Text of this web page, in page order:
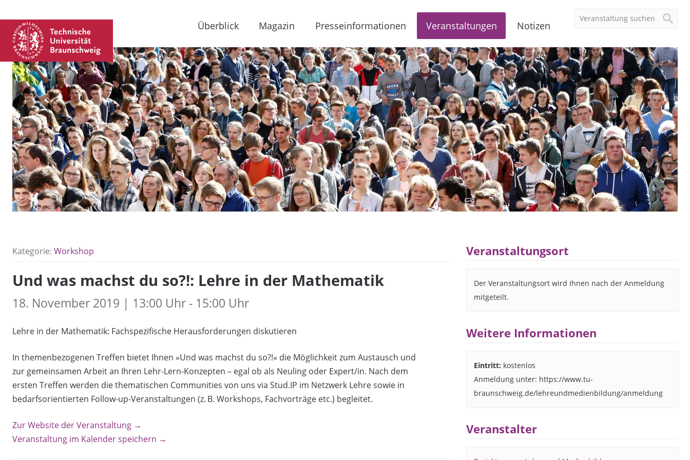
Überblick Magazin Presseinformationen Veranstaltungen Notizen
Kategorie: Workshop
Und was machst du so?!: Lehre in der Mathematik
18. November 2019 | 13:00 Uhr - 15:00 Uhr
Lehre in der Mathematik: Fachspezifische Herausforderungen diskutieren
In themenbezogenen Treffen bietet Ihnen »Und was machst du so?!« die Möglichkeit zum Austausch und
zur gemeinsamen Arbeit an Ihren Lehr-Lern-Konzepten – egal ob als Neuling oder Expert/in. Nach dem
ersten Treffen werden die thematischen Communities von uns via Stud.IP im Netzwerk Lehre sowie in
bedarfsorientierten Follow-up-Veranstaltungen (z. B. Workshops, Fachvorträge etc.) begleitet.
Zur Website der Veranstaltung →
Veranstaltung im Kalender speichern →
Veranstaltungsort
Der Veranstaltungsort wird Ihnen nach der Anmeldung
mitgeteilt.
Weitere Informationen
Eintritt: kostenlos
Anmeldung unter: https://www.tu-
braunschweig.de/lehreundmedienbildung/anmeldung
Veranstalter